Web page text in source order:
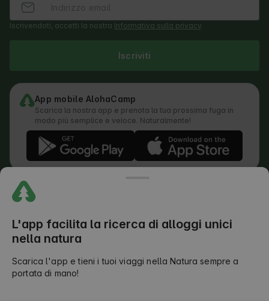
Iscrivendoti, accetti la nostra Informativa sulla privacy.
Iscriviti
App mobile AlohaCamp
Scarica la nostra app e prenota la tua prossima fuga in
modo più semplice e veloce. Naturalmente!
© 2026 AlohaCamp. Tutti i diritti riservati.
Informativa sui cookie
Politica di invio delle recensioni
L'app facilita la ricerca di alloggi unici
nella natura
Scarica l'app e tieni i tuoi viaggi nella Natura sempre a
portata di mano!